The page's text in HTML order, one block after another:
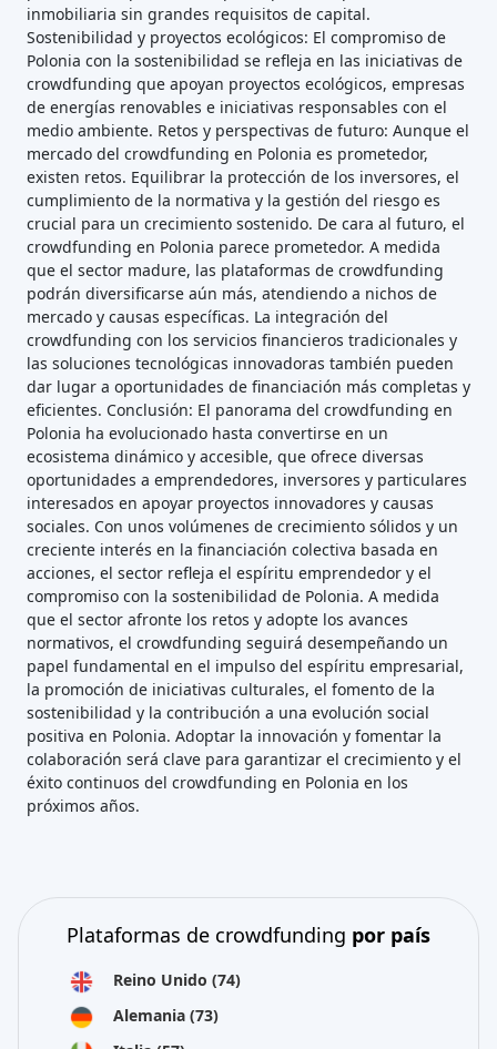
inmobiliaria sin grandes requisitos de capital.
Sostenibilidad y proyectos ecológicos: El compromiso de
Polonia con la sostenibilidad se refleja en las iniciativas de
crowdfunding que apoyan proyectos ecológicos, empresas
de energías renovables e iniciativas responsables con el
medio ambiente. Retos y perspectivas de futuro: Aunque el
mercado del crowdfunding en Polonia es prometedor,
existen retos. Equilibrar la protección de los inversores, el
cumplimiento de la normativa y la gestión del riesgo es
crucial para un crecimiento sostenido. De cara al futuro, el
crowdfunding en Polonia parece prometedor. A medida
que el sector madure, las plataformas de crowdfunding
podrán diversificarse aún más, atendiendo a nichos de
mercado y causas específicas. La integración del
crowdfunding con los servicios financieros tradicionales y
las soluciones tecnológicas innovadoras también pueden
dar lugar a oportunidades de financiación más completas y
eficientes. Conclusión: El panorama del crowdfunding en
Polonia ha evolucionado hasta convertirse en un
ecosistema dinámico y accesible, que ofrece diversas
oportunidades a emprendedores, inversores y particulares
interesados en apoyar proyectos innovadores y causas
sociales. Con unos volúmenes de crecimiento sólidos y un
creciente interés en la financiación colectiva basada en
acciones, el sector refleja el espíritu emprendedor y el
compromiso con la sostenibilidad de Polonia. A medida
que el sector afronte los retos y adopte los avances
normativos, el crowdfunding seguirá desempeñando un
papel fundamental en el impulso del espíritu empresarial,
la promoción de iniciativas culturales, el fomento de la
sostenibilidad y la contribución a una evolución social
positiva en Polonia. Adoptar la innovación y fomentar la
colaboración será clave para garantizar el crecimiento y el
éxito continuos del crowdfunding en Polonia en los
próximos años.
Plataformas de crowdfunding por país
Reino Unido (74)
Alemania (73)